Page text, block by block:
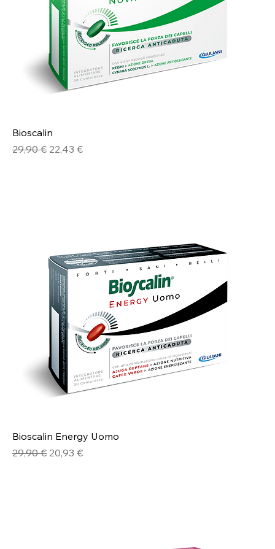
Bioscalin
Prezzo regolare
29,90 € Prezzo scontato
22,43 €
Bioscalin Energy Uomo
Prezzo regolare
29,90 € Prezzo scontato
20,93 €